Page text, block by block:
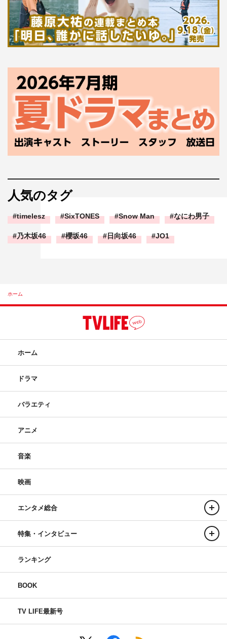
人気のタグ
timelesz SixTONES Snow Man なにわ男子
乃木坂46 櫻坂46 日向坂46 JO1
ホーム
ホーム
ドラマ
バラエティ
アニメ
音楽
映画
エンタメ総合
特集・インタビュー
ランキング
BOOK
TV LIFE最新号